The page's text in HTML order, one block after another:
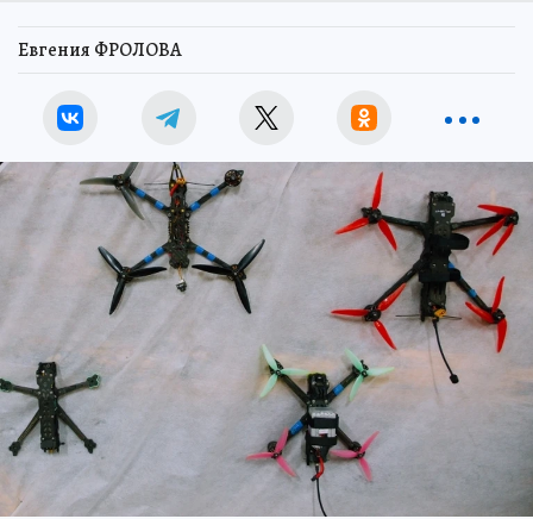
Евгения ФРОЛОВА